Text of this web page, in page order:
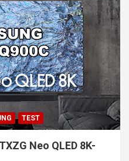
TEST
Neo QLED 8K-